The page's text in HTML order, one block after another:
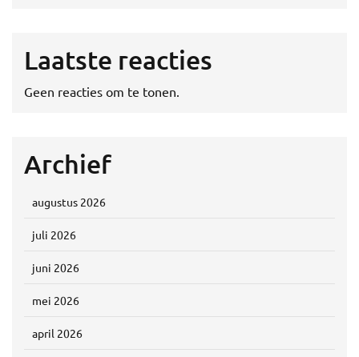
Laatste reacties
Geen reacties om te tonen.
Archief
augustus 2026
juli 2026
juni 2026
mei 2026
april 2026